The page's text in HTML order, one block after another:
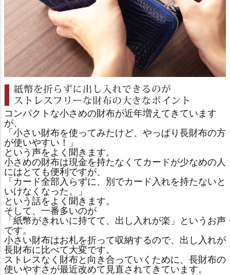
コンパクトな小さめの財布が近年増えてきています
が、
「小さい財布を使ってみたけど、やっぱり長財布の方
が使いやすい！」
という声をよく聞きます。
小さめの財布は現金を持たなくてカードが少なめの人
にはとても便利ですが、
「カード全部入らずに、別でカード入れを持たないと
いけなくなった。」
という話をよく聞きます。
そして、一番多いのが
「紙幣がきれいに持てて、出し入れが楽」というお声
です。
小さい財布はお札を折って収納するので、出し入れが
長財布に比べて大変です。
ストレスなく財布と向き合っていくために、長財布の
使いやすさが最近改めて見直されてきています。